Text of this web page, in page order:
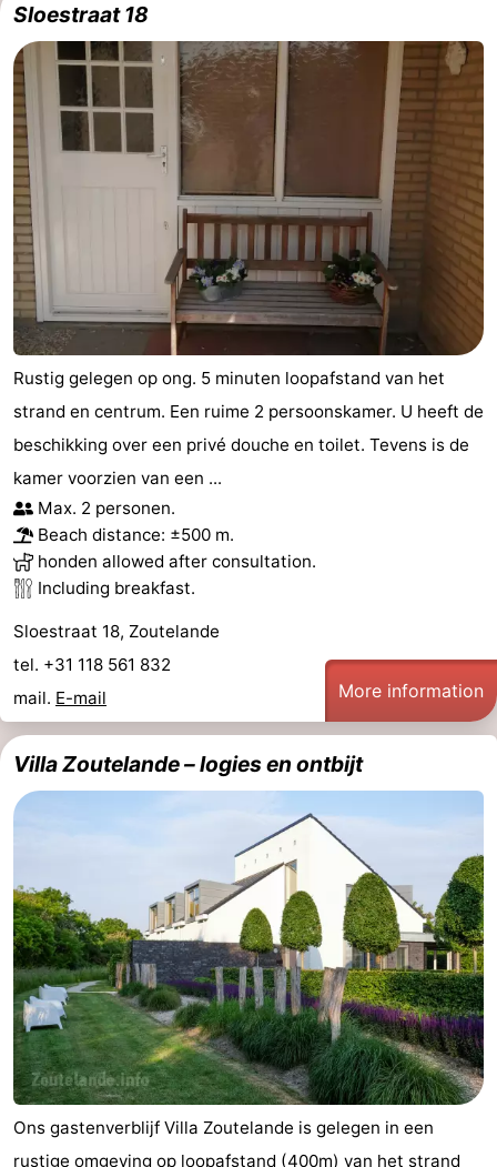
Sloestraat 18
Rustig gelegen op ong. 5 minuten loopafstand van het
strand en centrum. Een ruime 2 persoonskamer. U heeft de
beschikking over een privé douche en toilet. Tevens is de
kamer voorzien van een ...
Max. 2 personen.
Beach distance: ±500 m.
honden allowed after consultation.
Including breakfast.
Sloestraat 18, Zoutelande
tel. +31 118 561 832
mail. E-mail More information
Villa Zoutelande – logies en ontbijt
Ons gastenverblijf Villa Zoutelande is gelegen in een
rustige omgeving op loopafstand (400m) van het strand